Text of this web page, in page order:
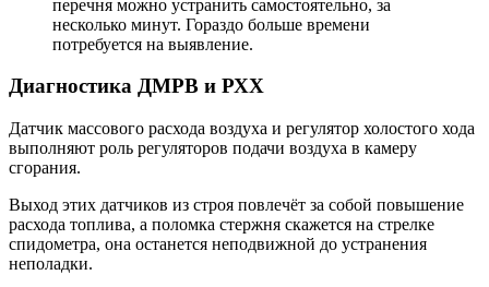
перечня можно устранить самостоятельно, за
несколько минут. Гораздо больше времени
потребуется на выявление.
Диагностика ДМРВ и РХХ
Датчик массового расхода воздуха и регулятор холостого хода
выполняют роль регуляторов подачи воздуха в камеру
сгорания.
Выход этих датчиков из строя повлечёт за собой повышение
расхода топлива, а поломка стержня скажется на стрелке
спидометра, она останется неподвижной до устранения
неполадки.